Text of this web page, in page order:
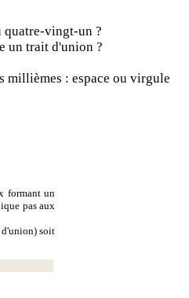
quatre-vingt-un ?
un trait d'union ?
millièmes : espace ou virgule
formant un
pas aux
d'union) soit